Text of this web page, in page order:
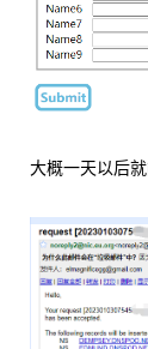
大概一天以后